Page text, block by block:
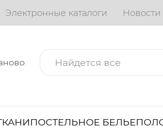
Электронные каталоги Новости
ПОСТЕЛЬНОЕ БЕЛЬЕ